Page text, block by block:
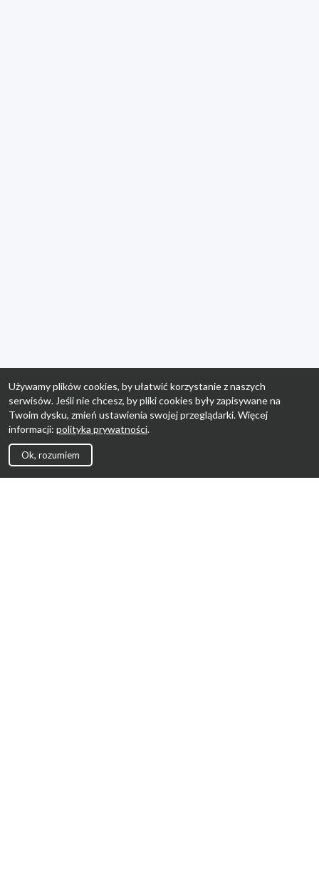
Używamy plików cookies, by ułatwić korzystanie z naszych
serwisów. Jeśli nie chcesz, by pliki cookies były zapisywane na
Twoim dysku, zmień ustawienia swojej przeglądarki. Więcej
informacji: polityka prywatności.
Ok, rozumiem